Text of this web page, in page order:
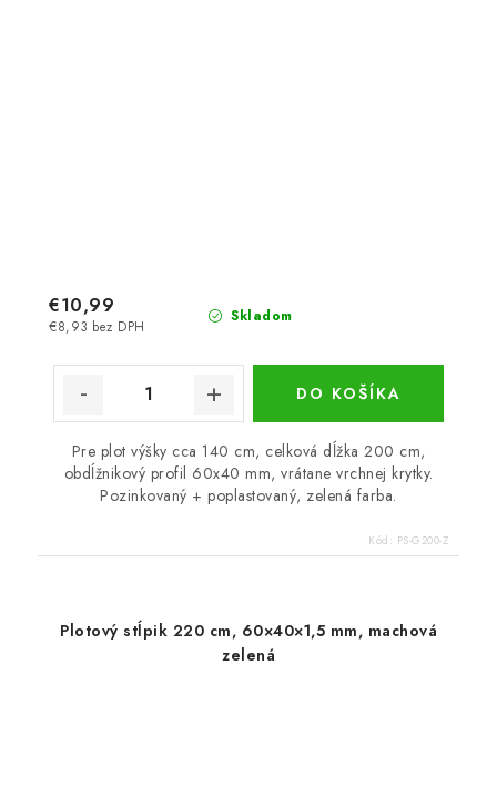
Skladom
€8,93 bez DPH
€10,99
DO KOŠÍKA
Pre plot výšky cca 140 cm, celková dĺžka 200 cm,
obdĺžnikový profil 60x40 mm, vrátane vrchnej krytky.
Pozinkovaný + poplastovaný, zelená farba.
Kód: PS-G200-Z
Plotový stĺpik 220 cm, 60×40×1,5 mm, machová
zelená